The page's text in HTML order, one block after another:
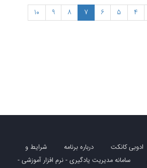
4
5
6
7
8
9
10
ادوبی کانکت درباره برنامه
شرایط و
سامانه مدیریت یادگیری - نرم افزار آموزشی -